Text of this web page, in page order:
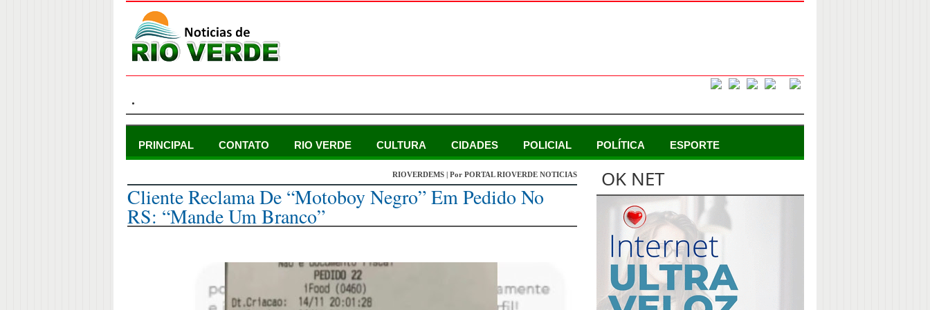
.
PRINCIPAL CONTATO RIO VERDE CULTURA CIDADES POLICIAL POLÍTICA ESPORTE
RIOVERDEMS | Por PORTAL RIOVERDE NOTICIAS
Cliente Reclama De “motoboy Negro” Em Pedido No
RS: “Mande Um Branco”
OK NET